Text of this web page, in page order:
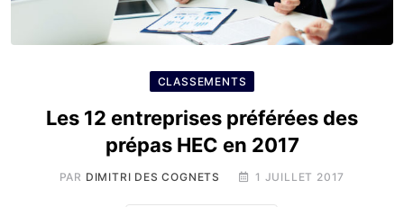
CLASSEMENTS
Les 12 entreprises préférées des
prépas HEC en 2017
PAR DIMITRI DES COGNETS 1 JUILLET 2017